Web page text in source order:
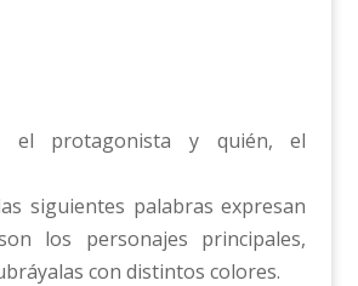
el protagonista y quién, el
siguientes palabras expresan
los personajes principales,
con distintos colores.